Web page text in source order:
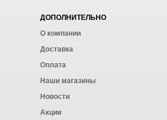
ДОПОЛНИТЕЛЬНО
О компании
Доставка
Оплата
Наши магазины
Новости
Акции